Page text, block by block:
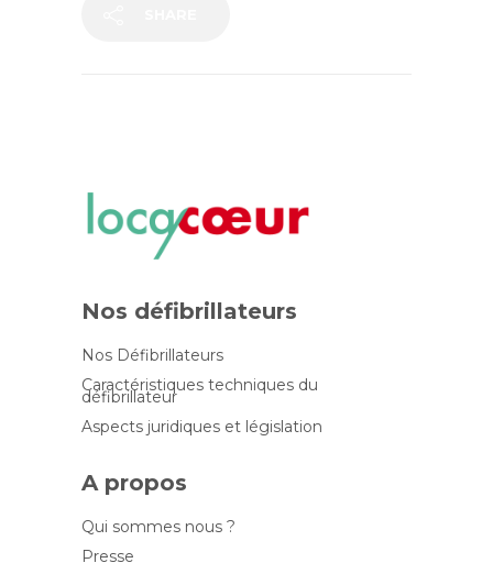
Nos défibrillateurs
Nos Défibrillateurs
Caractéristiques techniques du
défibrillateur
Aspects juridiques et législation
A propos
Qui sommes nous ?
Presse